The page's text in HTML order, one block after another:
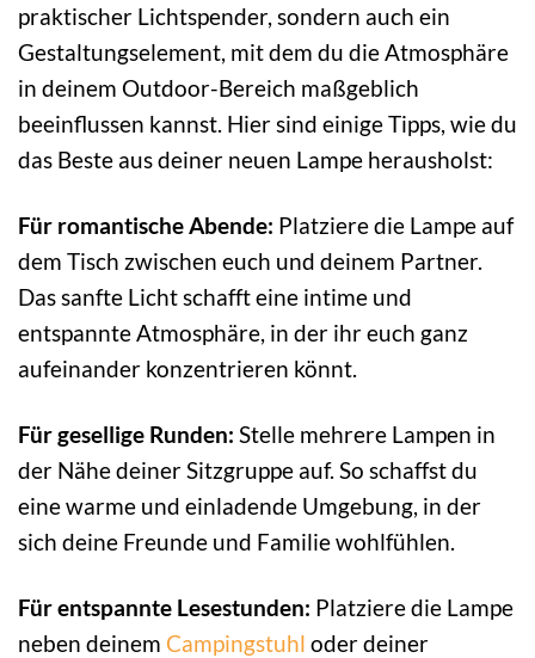
praktischer Lichtspender, sondern auch ein
Gestaltungselement, mit dem du die Atmosphäre
in deinem Outdoor-Bereich maßgeblich
beeinflussen kannst. Hier sind einige Tipps, wie du
das Beste aus deiner neuen Lampe herausholst:
Für romantische Abende: Platziere die Lampe auf
dem Tisch zwischen euch und deinem Partner.
Das sanfte Licht schafft eine intime und
entspannte Atmosphäre, in der ihr euch ganz
aufeinander konzentrieren könnt.
Für gesellige Runden: Stelle mehrere Lampen in
der Nähe deiner Sitzgruppe auf. So schaffst du
eine warme und einladende Umgebung, in der
sich deine Freunde und Familie wohlfühlen.
Für entspannte Lesestunden: Platziere die Lampe
neben deinem Campingstuhl oder deiner